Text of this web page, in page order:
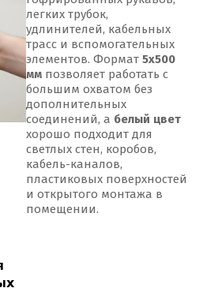
легких трубок,
удлинителей, кабельных
трасс и вспомогательных
элементов. Формат 5x500
мм позволяет работать с
большим охватом без
дополнительных
соединений, а белый цвет
хорошо подходит для
светлых стен, коробов,
кабель-каналов,
пластиковых поверхностей
и открытого монтажа в
помещении.